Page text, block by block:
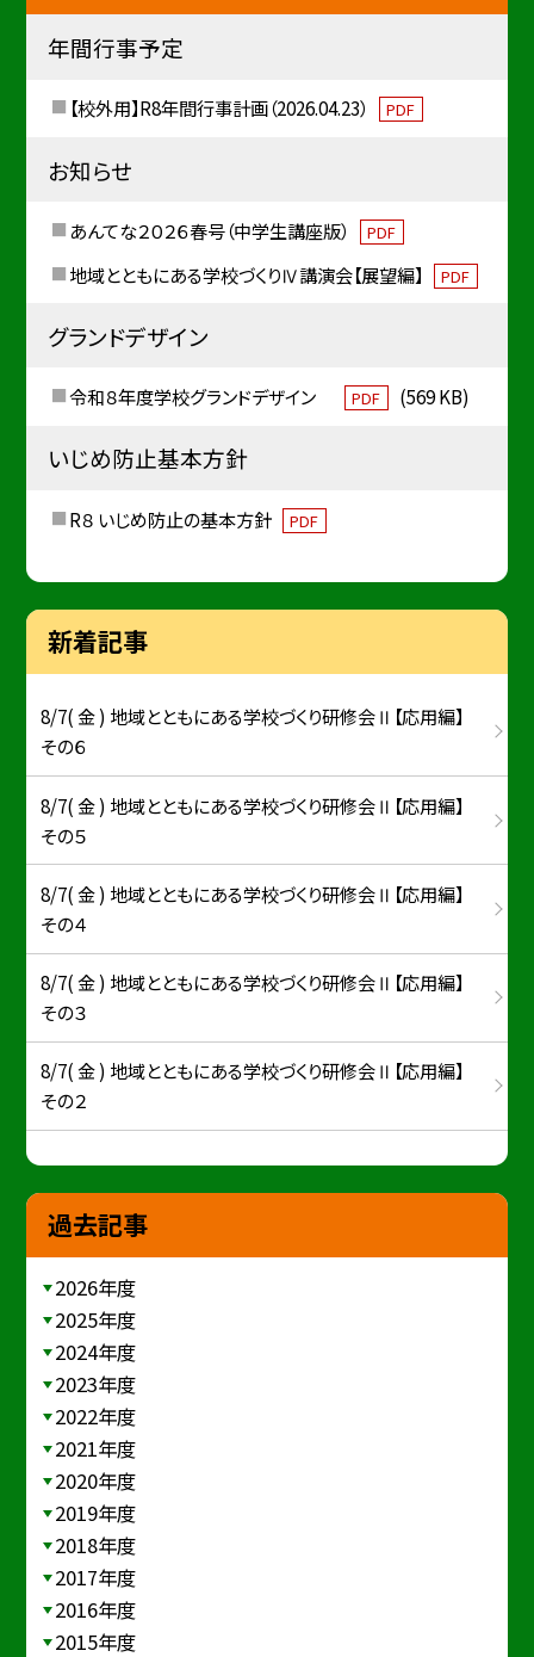
年間行事予定
【校外用】R8年間行事計画（2026.04.23） PDF
お知らせ
あんてな２０２６春号（中学生講座版） PDF
地域とともにある学校づくりⅣ講演会【展望編】 PDF
グランドデザイン
令和８年度学校グランドデザイン PDF (569 KB)
いじめ防止基本方針
R８ いじめ防止の基本方針 PDF
新着記事
8/7( 金 ) 地域とともにある学校づくり研修会Ⅱ【応用編】
その６
8/7( 金 ) 地域とともにある学校づくり研修会Ⅱ【応用編】
その５
8/7( 金 ) 地域とともにある学校づくり研修会Ⅱ【応用編】
その４
8/7( 金 ) 地域とともにある学校づくり研修会Ⅱ【応用編】
その３
8/7( 金 ) 地域とともにある学校づくり研修会Ⅱ【応用編】
その２
過去記事
2026年度
2025年度
2024年度
2023年度
2022年度
2021年度
2020年度
2019年度
2018年度
2017年度
2016年度
2015年度